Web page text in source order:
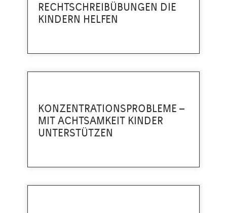
RECHTSCHREIBÜBUNGEN DIE
KINDERN HELFEN
KONZENTRATIONSPROBLEME –
MIT ACHTSAMKEIT KINDER
UNTERSTÜTZEN